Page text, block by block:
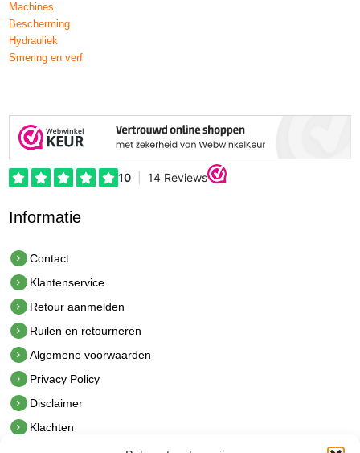
Machines
Bescherming
Hydrauliek
Smering en verf
Informatie
Contact
Klantenservice
Retour aanmelden
Ruilen en retourneren
Algemene voorwaarden
Privacy Policy
Disclaimer
Klachten